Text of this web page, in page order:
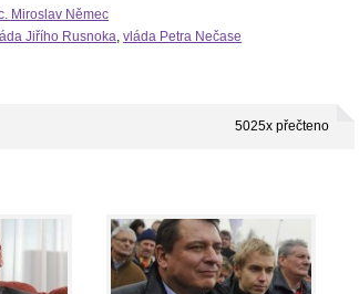
Miroslav Němec
Jiřího Rusnoka, vláda Petra Nečase
5025x přečteno